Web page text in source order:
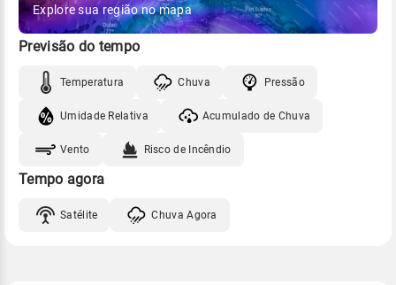
Explore sua região no mapa
Previsão do tempo
Temperatura Chuva Pressão
Umidade Relativa Acumulado de Chuva
Vento Risco de Incêndio
Tempo agora
Satélite Chuva Agora